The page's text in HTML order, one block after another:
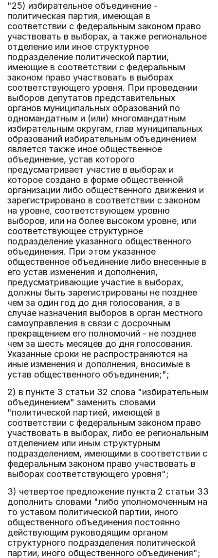
"25) избирательное объединение -
политическая партия, имеющая в
соответствии с федеральным законом право
участвовать в выборах, а также региональное
отделение или иное структурное
подразделение политической партии,
имеющие в соответствии с федеральным
законом право участвовать в выборах
соответствующего уровня. При проведении
выборов депутатов представительных
органов муниципальных образований по
одномандатным и (или) многомандатным
избирательным округам, глав муниципальных
образований избирательным объединением
является также иное общественное
объединение, устав которого
предусматривает участие в выборах и
которое создано в форме общественной
организации либо общественного движения и
зарегистрировано в соответствии с законом
на уровне, соответствующем уровню
выборов, или на более высоком уровне, или
соответствующее структурное
подразделение указанного общественного
объединения. При этом указанное
общественное объединение либо внесенные в
его устав изменения и дополнения,
предусматривающие участие в выборах,
должны быть зарегистрированы не позднее
чем за один год до дня голосования, а в
случае назначения выборов в орган местного
самоуправления в связи с досрочным
прекращением его полномочий - не позднее
чем за шесть месяцев до дня голосования.
Указанные сроки не распространяются на
иные изменения и дополнения, вносимые в
устав общественного объединения;";
2) в пункте 3 статьи 32 слова "избирательным
объединением" заменить словами
"политической партией, имеющей в
соответствии с федеральным законом право
участвовать в выборах, либо ее региональным
отделением или иным структурным
подразделением, имеющими в соответствии с
федеральным законом право участвовать в
выборах соответствующего уровня";
3) четвертое предложение пункта 2 статьи 33
дополнить словами "либо уполномоченным на
то уставом политической партии, иного
общественного объединения постоянно
действующим руководящим органом
структурного подразделения политической
партии, иного общественного объединения";